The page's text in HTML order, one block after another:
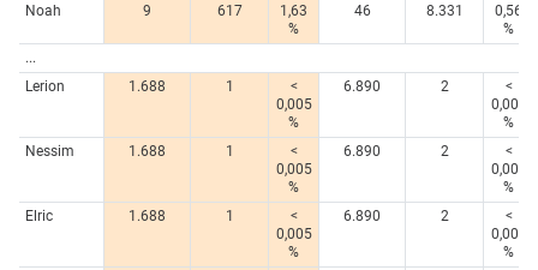
Noah
9 617
1,63
%
46 8.331
0,56
%
...
Lerion
1.688 1
<
0,005
%
6.890 2
<
0,005
%
Nessim
1.688 1
<
0,005
%
6.890 2
<
0,005
%
Elric
1.688 1
<
0,005
%
6.890 2
<
0,005
%